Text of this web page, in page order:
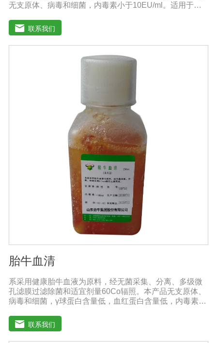
无支原体、病毒和细菌，内毒素小于10EU/ml。适用于多
典》2020版质量标准。规格：500ml/瓶保
存：-15℃―-20℃有效期：5年注意事项：解冻：采用逐
步解冻法（ -20℃→2-8℃→ 室温），可减少沉淀的产生使
血清质量不会受到影响。
联系我们
胎牛血清
系采用健康胎牛血液为原料，经无菌采集、分离、多级微
孔滤膜过滤除菌和适宜剂量60Co辐照。本产品无支原体、
病毒和细菌，γ球蛋白含量低，血红蛋白含量低，内毒素小
胞及多种细胞株的培养、扩增和保藏、组织器官的分离、
培养及单克隆抗体的制备和疫苗的研制及生产。质量标
准：符合《中华人民共和国药典》2020版、《中华人民共
联系我们